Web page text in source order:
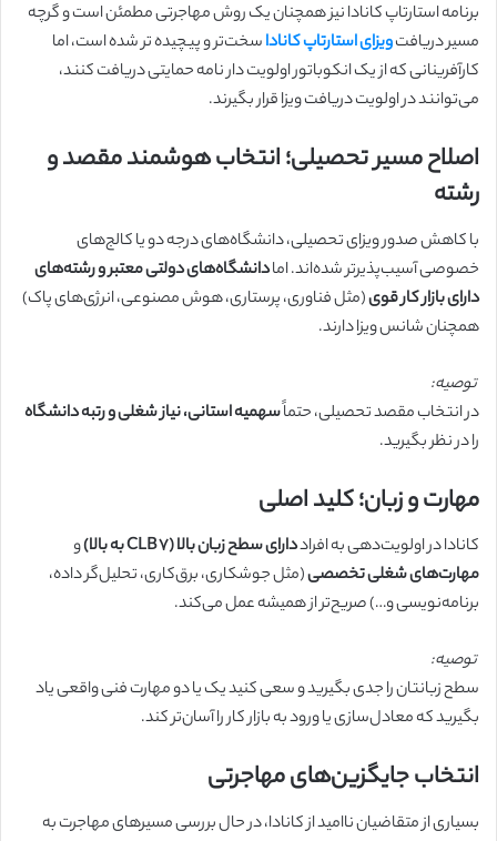
برنامه استارتاپ کانادا نیز همچنان یک روش مهاجرتی مطمئن است و گرچه
مسیر دریافتویزای استارتاپ کاناداسخت‌تر و پیچیده تر شده است، اما
کارآفرینانی که از یک انکوباتور اولویت دار نامه حمایتی دریافت کنند،
می‌توانند در اولویت دریافت ویزا قرار بگیرند.
اصلاح مسیر تحصیلی؛ انتخاب هوشمند مقصد و
رشته
با کاهش صدور ویزای تحصیلی، دانشگاه‌های درجه دو یا کالج‌های
خصوصی آسیب‌پذیرتر شده‌اند. امادانشگاه‌های دولتی معتبر و رشته‌های
دارای بازار کار قوی(مثل فناوری، پرستاری، هوش مصنوعی، انرژی‌های پاک)
همچنان شانس ویزا دارند.
توصیه:
در انتخاب مقصد تحصیلی، حتماًسهمیه استانی، نیاز شغلی و رتبه دانشگاه
را در نظر بگیرید.
مهارت و زبان؛ کلید اصلی
کانادا در اولویت‌دهی به افراددارای سطح زبان بالا (CLB 7 به بالا)
و
مهارت‌های شغلی تخصصی(مثل جوشکاری، برق‌کاری، تحلیل‌گر داده،
برنامه‌نویسی و…) صریح‌تر از همیشه عمل می‌کند.
توصیه:
سطح زبانتان را جدی بگیرید و سعی کنید یک یا دو مهارت فنی واقعی یاد
بگیرید که معادل‌سازی یا ورود به بازار کار را آسان‌تر کند.
انتخاب جایگزین‌های مهاجرتی
بسیاری از متقاضیان ناامید از کانادا، در حال بررسی مسیرهای مهاجرت به